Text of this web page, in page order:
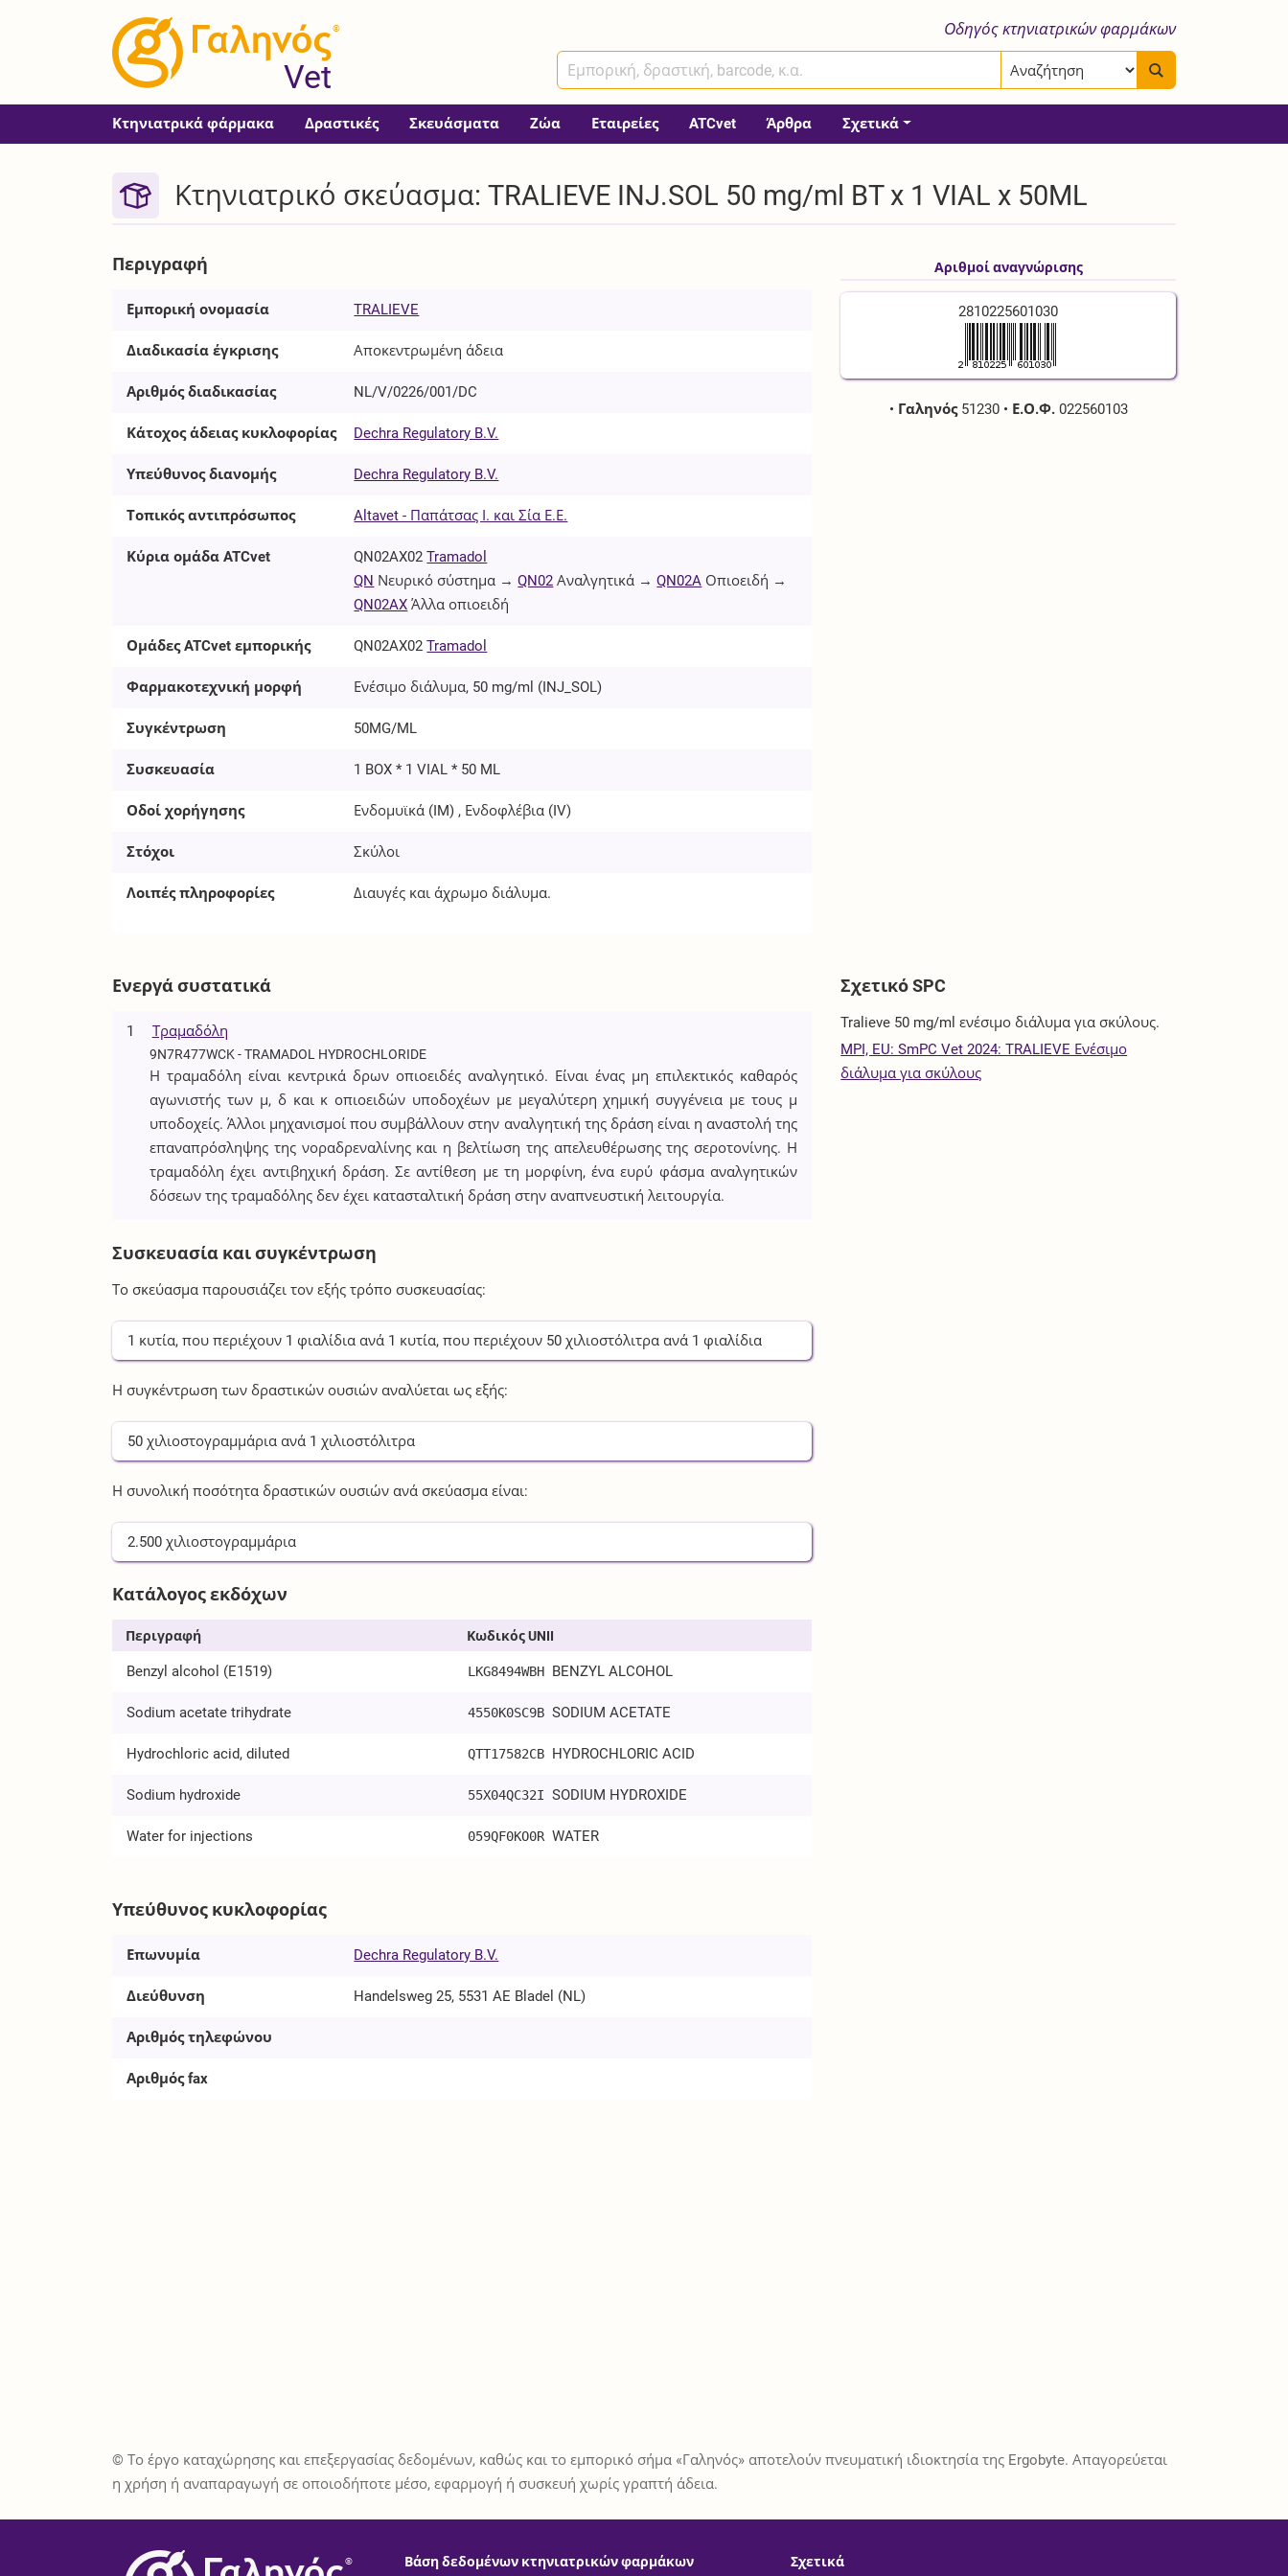
®
Vet
Οδηγός κτηνιατρικών φαρμάκων
Κτηνιατρικά φάρμακα Δραστικές Σκευάσματα Ζώα Εταιρείες ATCvet Άρθρα Σχετικά
Κτηνιατρικό σκεύασμα: TRALIEVE INJ.SOL 50 mg/ml BT x 1 VIAL x 50ML
Περιγραφή
Εμπορική ονομασία TRALIEVE
Διαδικασία έγκρισης Αποκεντρωμένη άδεια
Αριθμός διαδικασίας NL/V/0226/001/DC
Κάτοχος άδειας κυκλοφορίας Dechra Regulatory B.V.
Υπεύθυνος διανομής Dechra Regulatory B.V.
Τοπικός αντιπρόσωπος Altavet - Παπάτσας Ι. και Σία Ε.Ε.
Κύρια ομάδα ATCvet QN02AX02 Tramadol
QN Νευρικό σύστημα →QN02 Αναλγητικά →QN02A Οπιοειδή →
QN02AX Άλλα οπιοειδή
Ομάδες ATCvet εμπορικής QN02AX02 Tramadol
Φαρμακοτεχνική μορφή Ενέσιμο διάλυμα, 50 mg/ml (INJ_SOL)
Συγκέντρωση 50MG/ML
Συσκευασία 1 BOX * 1 VIAL * 50 ML
Οδοί χορήγησης Ενδομυϊκά (IM) , Ενδοφλέβια (IV)
Στόχοι Σκύλοι
Λοιπές πληροφορίες Διαυγές και άχρωμο διάλυμα.
Αριθμοί αναγνώρισης
2810225601030
• Γαληνός51230 • Ε.Ο.Φ.022560103
Ενεργά συστατικά
1 Τραμαδόλη
9N7R477WCK - TRAMADOL HYDROCHLORIDE
Η τραμαδόλη είναι κεντρικά δρων οπιοειδές αναλγητικό. Είναι ένας μη επιλεκτικός καθαρός
αγωνιστής των μ, δ και κ οπιοειδών υποδοχέων με μεγαλύτερη χημική συγγένεια με τους μ
υποδοχείς. Άλλοι μηχανισμοί που συμβάλλουν στην αναλγητική της δράση είναι η αναστολή της
επαναπρόσληψης της νοραδρεναλίνης και η βελτίωση της απελευθέρωσης της σεροτονίνης. Η
τραμαδόλη έχει αντιβηχική δράση. Σε αντίθεση με τη μορφίνη, ένα ευρύ φάσμα αναλγητικών
δόσεων της τραμαδόλης δεν έχει κατασταλτική δράση στην αναπνευστική λειτουργία.
Συσκευασία και συγκέντρωση
Το σκεύασμα παρουσιάζει τον εξής τρόπο συσκευασίας:
1 κυτία, που περιέχουν 1 φιαλίδια ανά 1 κυτία, που περιέχουν 50 χιλιοστόλιτρα ανά 1 φιαλίδια
Η συγκέντρωση των δραστικών ουσιών αναλύεται ως εξής:
50 χιλιοστογραμμάρια ανά 1 χιλιοστόλιτρα
Η συνολική ποσότητα δραστικών ουσιών ανά σκεύασμα είναι:
2.500 χιλιοστογραμμάρια
Κατάλογος εκδόχων
Περιγραφή Κωδικός UNII
Benzyl alcohol (E1519) LKG8494WBH BENZYL ALCOHOL
Sodium acetate trihydrate 4550K0SC9B SODIUM ACETATE
Hydrochloric acid, diluted QTT17582CB HYDROCHLORIC ACID
Sodium hydroxide 55X04QC32I SODIUM HYDROXIDE
Water for injections 059QF0KO0R WATER
Σχετικό SPC
Tralieve 50 mg/ml ενέσιμο διάλυμα για σκύλους.
MPI, EU: SmPC Vet 2024: TRALIEVE Ενέσιμο
διάλυμα για σκύλους
Υπεύθυνος κυκλοφορίας
Επωνυμία Dechra Regulatory B.V.
Διεύθυνση Handelsweg 25, 5531 AE Bladel (NL)
Αριθμός τηλεφώνου
Αριθμός fax
© Το έργο καταχώρησης και επεξεργασίας δεδομένων, καθώς και το εμπορικό σήμα «Γαληνός» αποτελούν πνευματική ιδιοκτησία της Ergobyte. Απαγορεύεται
η χρήση ή αναπαραγωγή σε οποιοδήποτε μέσο, εφαρμογή ή συσκευή χωρίς γραπτή άδεια.
® Βάση δεδομένων κτηνιατρικών φαρμάκων Σχετικά